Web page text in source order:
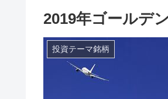
2019年ゴールデ
投資テーマ銘柄